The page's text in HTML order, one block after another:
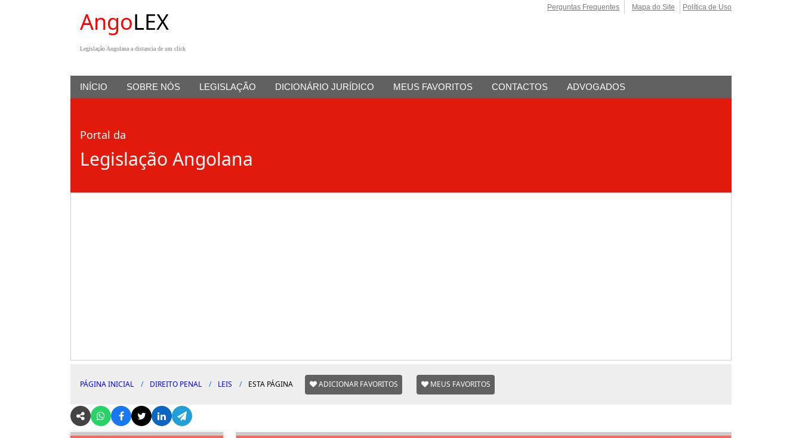
AngoLEX
Legislação Angolana a distancia de um click
Perguntas Frequentes Mapa do Site Política de Uso
INÍCIO SOBRE NÓS LEGISLAÇÃO DICIONÁRIO JURÍDICO MEUS FAVORITOS CONTACTOS ADVOGADOS
Portal da
Legislação Angolana
PÁGINA INICIAL DIREITO PENAL LEIS ESTA PÁGINA ADICIONAR FAVORITOS MEUS FAVORITOS